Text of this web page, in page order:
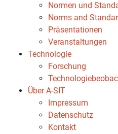
Normen und
Norms and
Präsentationen
Veranstaltungen
Technologie
Forschung
Über A-SIT
Impressum
Datenschutz
Kontakt